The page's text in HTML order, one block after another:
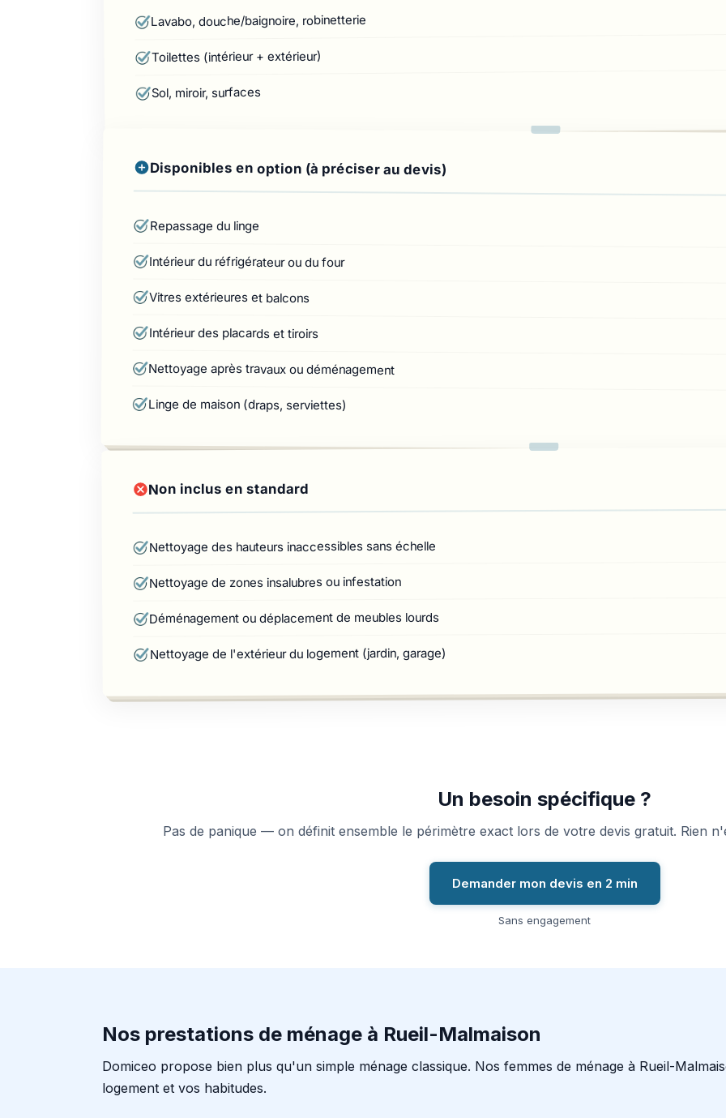
Lavabo, douche/baignoire, robinetterie
Toilettes (intérieur + extérieur)
Sol, miroir, surfaces
Disponibles en option (à préciser au devis)
Repassage du linge
Intérieur du réfrigérateur ou du four
Vitres extérieures et balcons
Intérieur des placards et tiroirs
Nettoyage après travaux ou déménagement
Linge de maison (draps, serviettes)
Non inclus en standard
Nettoyage des hauteurs inaccessibles sans échelle
Nettoyage de zones insalubres ou infestation
Déménagement ou déplacement de meubles lourds
Nettoyage de l'extérieur du logement (jardin, garage)
Un besoin spécifique ?
Pas de panique — on définit ensemble le périmètre exact lors de votre devis gratuit. Rien
Demander mon devis en 2 min
Sans engagement
Nos prestations de ménage à Rueil-Malmaison
Domiceo propose bien plus qu'un simple ménage classique. Nos femmes de ménage à Rueil-
logement et vos habitudes.